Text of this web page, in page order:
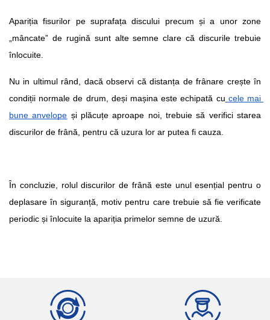
Apariția fisurilor pe suprafața discului precum și a unor zone
„mâncate” de rugină sunt alte semne clare că discurile trebuie
înlocuite.
Nu in ultimul rând, dacă observi că distanța de frânare crește în
condiții normale de drum, deși mașina este echipată cu cele mai
bune anvelope și plăcuțe aproape noi, trebuie să verifici starea
discurilor de frână, pentru că uzura lor ar putea fi cauza.
În concluzie, rolul discurilor de frână este unul esențial pentru o
deplasare în siguranță, motiv pentru care trebuie să fie verificate
periodic și înlocuite la apariția primelor semne de uzură.